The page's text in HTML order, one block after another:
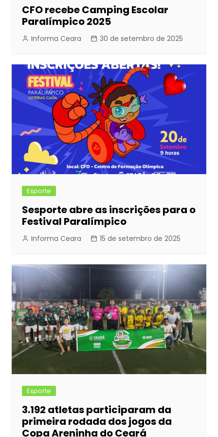
CFO recebe Camping Escolar
Paralímpico 2025
Informa Ceara 30 de setembro de 2025
Esporte
Sesporte abre as inscrições para o
Festival Paralímpico
Informa Ceara 15 de setembro de 2025
Esporte
3.192 atletas participaram da
primeira rodada dos jogos da
Copa Areninha do Ceará